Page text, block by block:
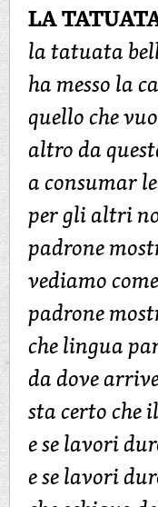
LA
la tatuata
ha messo la
quello che
altro da
a consumar
per gli altri
padrone
vediamo
padrone
che lingua
da dove
sta certo che
e se lavori
e se lavori